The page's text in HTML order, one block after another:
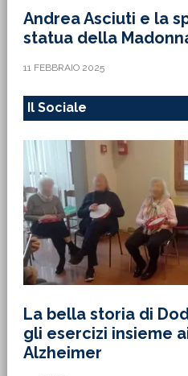
Andrea Asciuti e la
statua della
11 FEBBRAIO 2025
Il Sociale
La bella storia di
gli esercizi insieme
Alzheimer